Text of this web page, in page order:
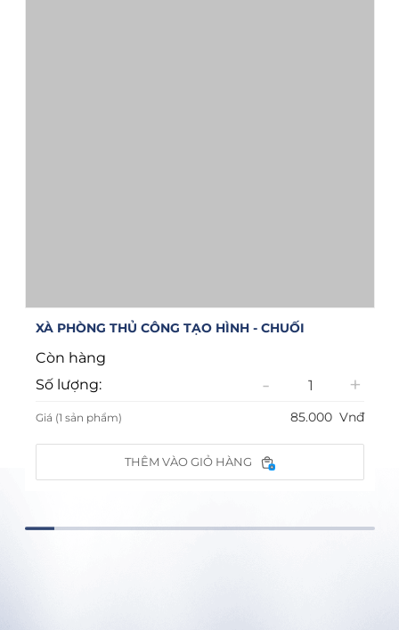
XÀ PHÒNG THỦ CÔNG TẠO HÌNH - CHUỐI
Còn hàng
Số lượng:
- +
Giá (1 sản phẩm) 85.000 Vnđ
THÊM VÀO GIỎ HÀNG